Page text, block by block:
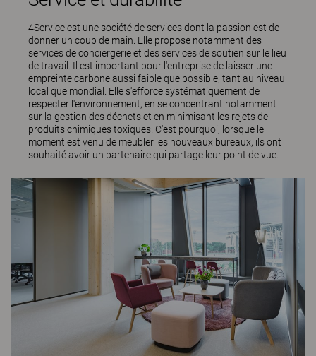
4Service est une société de services dont la passion est de
donner un coup de main. Elle propose notamment des
services de conciergerie et des services de soutien sur le lieu
de travail. Il est important pour l'entreprise de laisser une
empreinte carbone aussi faible que possible, tant au niveau
local que mondial. Elle s'efforce systématiquement de
respecter l'environnement, en se concentrant notamment
sur la gestion des déchets et en minimisant les rejets de
produits chimiques toxiques. C'est pourquoi, lorsque le
moment est venu de meubler les nouveaux bureaux, ils ont
souhaité avoir un partenaire qui partage leur point de vue.